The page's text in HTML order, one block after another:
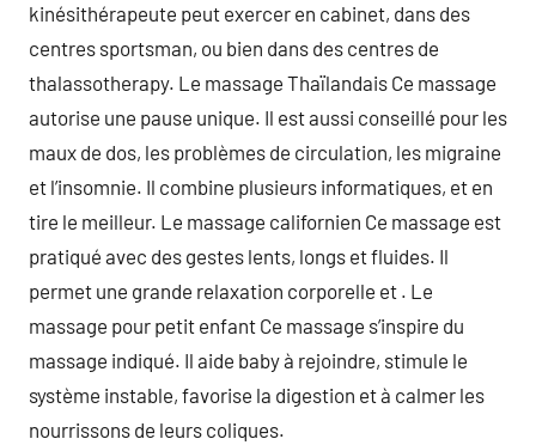
kinésithérapeute peut exercer en cabinet, dans des
centres sportsman, ou bien dans des centres de
thalassotherapy. Le massage Thaïlandais Ce massage
autorise une pause unique. Il est aussi conseillé pour les
maux de dos, les problèmes de circulation, les migraine
et l’insomnie. Il combine plusieurs informatiques, et en
tire le meilleur. Le massage californien Ce massage est
pratiqué avec des gestes lents, longs et fluides. Il
permet une grande relaxation corporelle et . Le
massage pour petit enfant Ce massage s’inspire du
massage indiqué. Il aide baby à rejoindre, stimule le
système instable, favorise la digestion et à calmer les
nourrissons de leurs coliques.